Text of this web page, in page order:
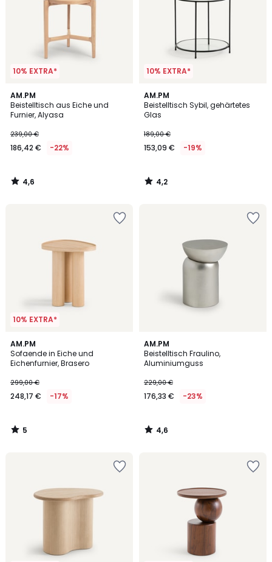
10% EXTRA*
AM.PM
Beistelltisch aus Eiche und
Furnier, Alyasa
239,00 €
186,42 € -22%
4,6
/ 5
4,6
/
10% EXTRA*
AM.PM
Beistelltisch Sybil, gehärtetes
Glas
189,00 €
153,09 € -19%
4,2
/ 5
4,2
/
10% EXTRA*
AM.PM
Sofaende in Eiche und
Eichenfurnier, Brasero
299,00 €
248,17 € -17%
5
/
5
5
/
AM.PM
Beistelltisch Fraulino,
Aluminiumguss
229,00 €
176,33 € -23%
4,6
/ 5
4,6
/